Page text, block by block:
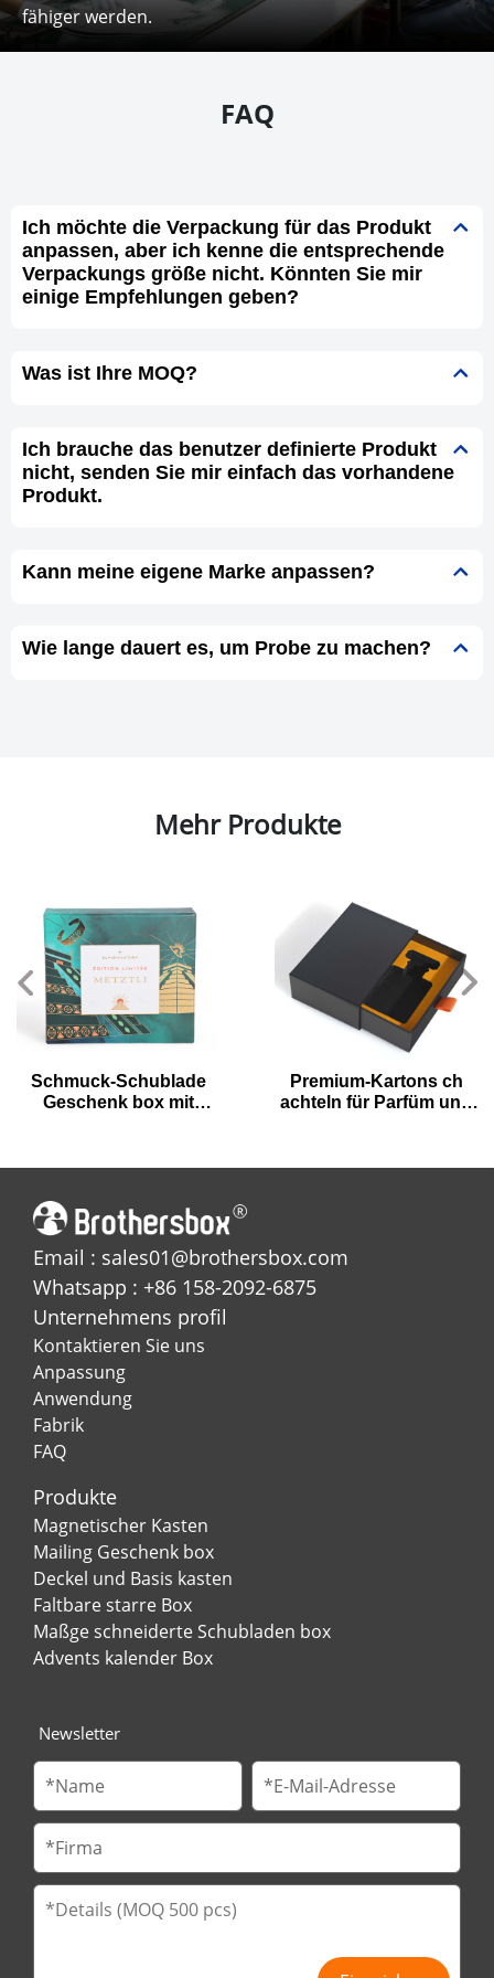
fähiger werden.
FAQ
Ich möchte die Verpackung für das Produkt
anpassen, aber ich kenne die entsprechende
Verpackungs größe nicht. Könnten Sie mir
einige Empfehlungen geben?
Was ist Ihre MOQ?
Ich brauche das benutzer definierte Produkt
nicht, senden Sie mir einfach das vorhandene
Produkt.
Kann meine eigene Marke anpassen?
Wie lange dauert es, um Probe zu machen?
Mehr Produkte
Schmuck-Schublade
Geschenk box mit
Premium-Kartons ch
achteln für Parfüm und
Email : sales01@brothersbox.com
Whatsapp : +86 158-2092-6875
Unternehmens profil
Kontaktieren Sie uns
Anpassung
Anwendung
Fabrik
FAQ
Produkte
Magnetischer Kasten
Mailing Geschenk box
Deckel und Basis kasten
Faltbare starre Box
Maßge schneiderte Schubladen box
Advents kalender Box
Newsletter